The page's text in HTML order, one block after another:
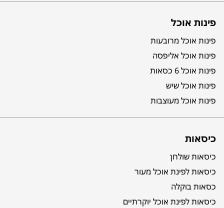
פינות אוכל
פינות אוכל מרובעות
פינות אוכל אליפסה
פינות אוכל 6 כסאות
פינות אוכל שיש
פינות אוכל מעוצבות
כיסאות
כיסאות שולחן
כיסאות לפינת אוכל מעור
כסאות בוקלה
כיסאות לפינת אוכל יוקרתיים